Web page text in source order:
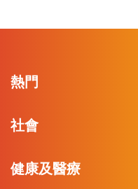
熱門
社會
健康及醫療